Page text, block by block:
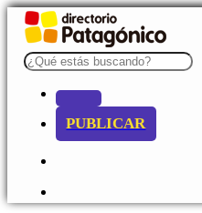
PUBLICAR